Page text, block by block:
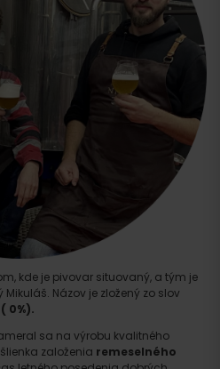
kde je pivovar situovaný, a tým je
Názov je zložený zo slov
0%).
sa na výrobu kvalitného
založenia remeselného